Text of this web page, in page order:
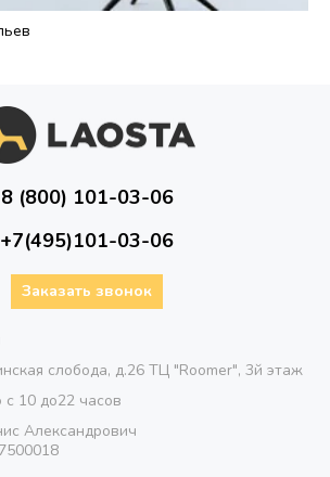
8 (800) 101-03-06
+7(495)101-03-06
Заказать звонок
слобода, д.26 ТЦ "Roomer", 3й этаж
10 до22 часов
Александрович